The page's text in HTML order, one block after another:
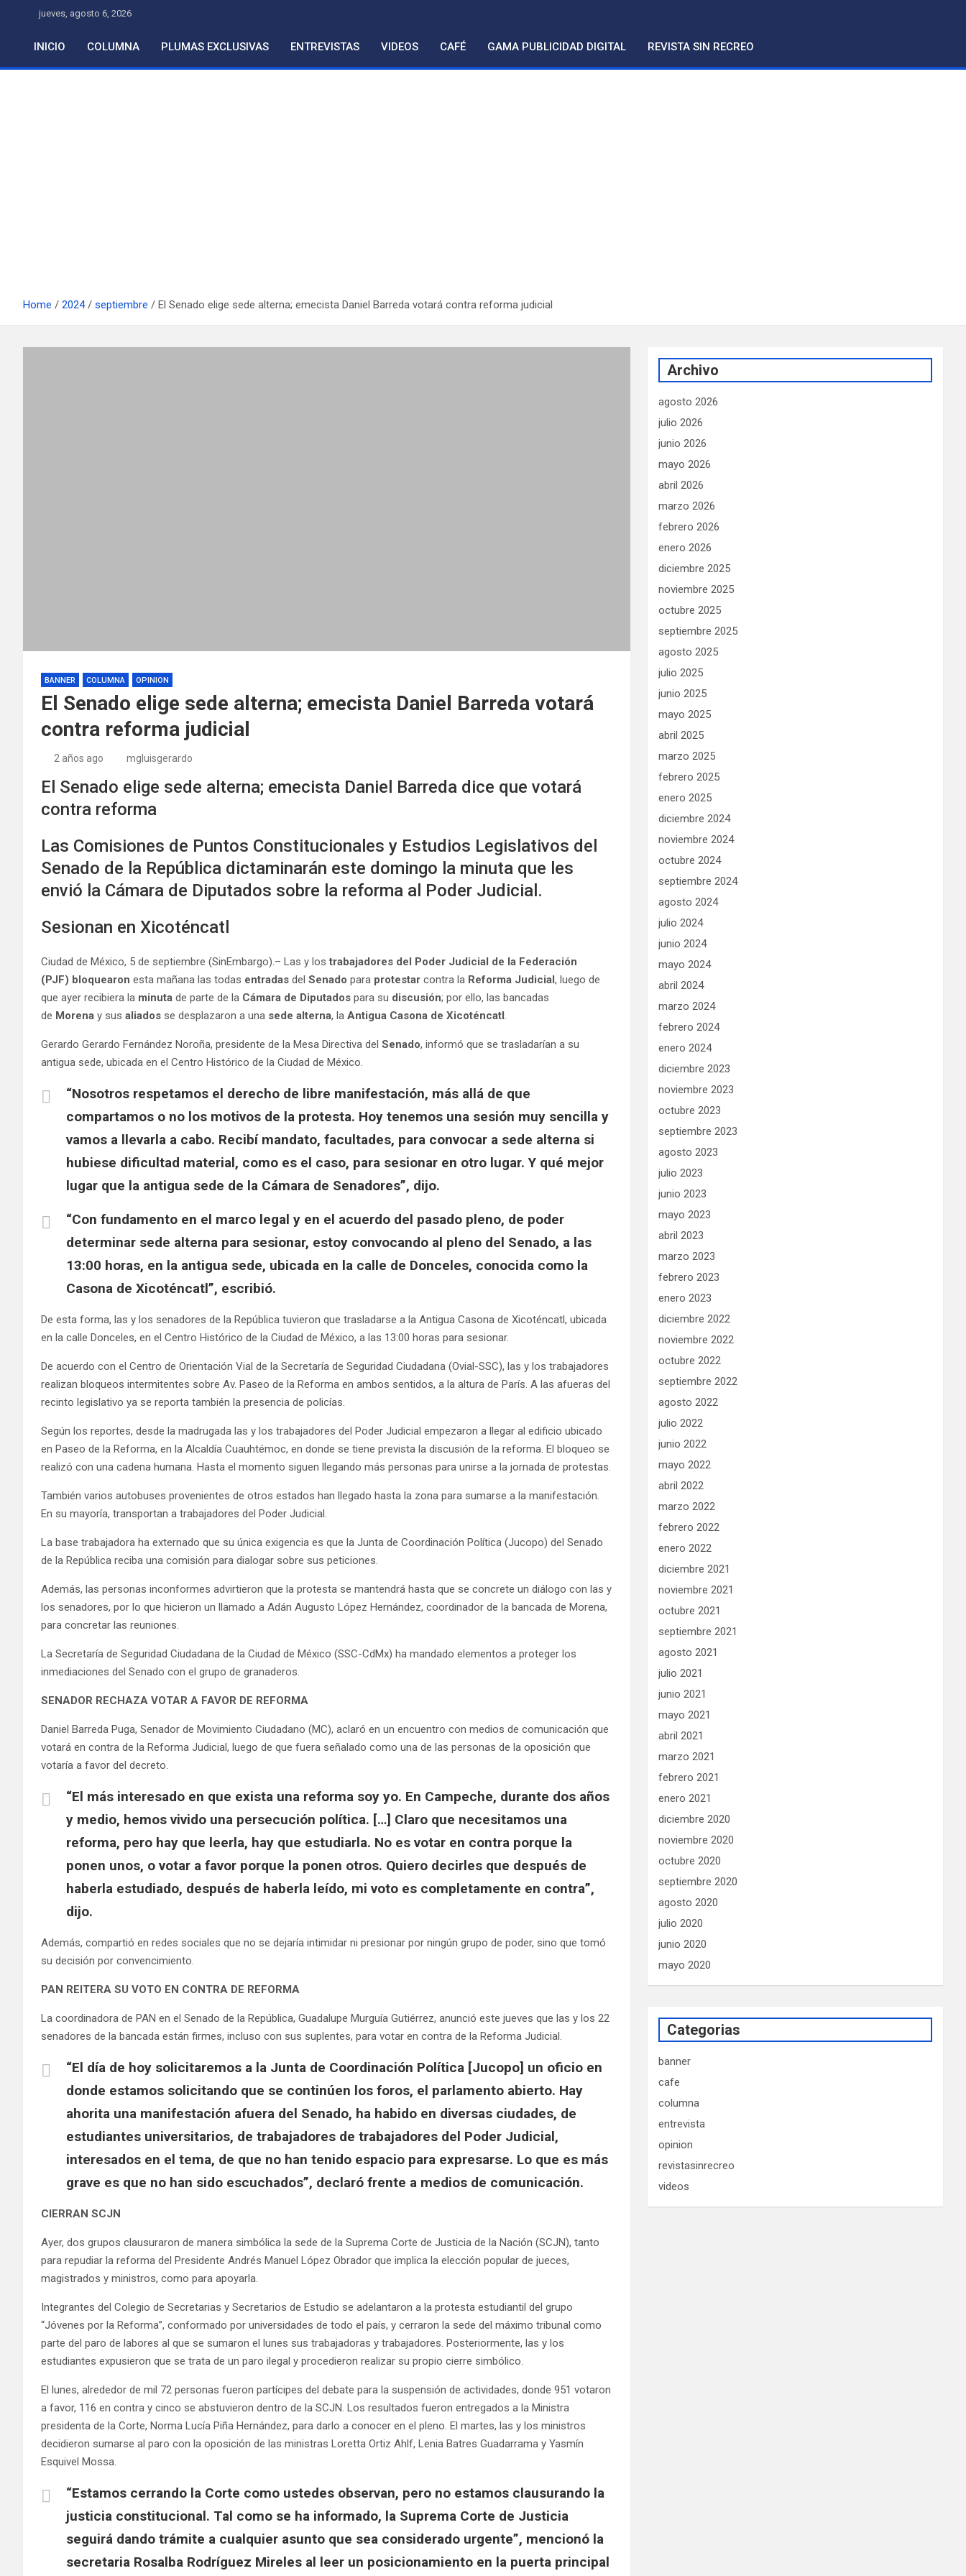
content
jueves, agosto 6, 2026
INICIO COLUMNA PLUMAS EXCLUSIVAS ENTREVISTAS VIDEOS CAFÉ GAMA PUBLICIDAD DIGITAL REVISTA SIN RECREO
Home 2024 septiembre El Senado elige sede alterna; emecista Daniel Barreda votará contra reforma judicial
BANNER COLUMNA OPINION
El Senado elige sede alterna; emecista Daniel Barreda votará
contra reforma judicial
2 años ago mgluisgerardo
El Senado elige sede alterna; emecista Daniel Barreda dice que votará
contra reforma
Las Comisiones de Puntos Constitucionales y Estudios Legislativos del
Senado de la República dictaminarán este domingo la minuta que les
envió la Cámara de Diputados sobre la reforma al Poder Judicial.
Sesionan en Xicoténcatl
Ciudad de México, 5 de septiembre (SinEmbargo).– Las y lostrabajadores del Poder Judicial de la Federación
(PJF) bloquearon esta mañana las todas entradas del Senado para protestar contra la Reforma Judicial, luego de
que ayer recibiera la minuta de parte de la Cámara de Diputados para su discusión; por ello, las bancadas
de Morena y sus aliados se desplazaron a una sede alterna, la Antigua Casona de Xicoténcatl.
Gerardo Gerardo Fernández Noroña, presidente de la Mesa Directiva del Senado, informó que se trasladarían a su
antigua sede, ubicada en el Centro Histórico de la Ciudad de México.
“Nosotros respetamos el derecho de libre manifestación, más allá de que
compartamos o no los motivos de la protesta. Hoy tenemos una sesión muy sencilla y
vamos a llevarla a cabo. Recibí mandato, facultades, para convocar a sede alterna si
hubiese dificultad material, como es el caso, para sesionar en otro lugar. Y qué mejor
lugar que la antigua sede de la Cámara de Senadores”, dijo.
“Con fundamento en el marco legal y en el acuerdo del pasado pleno, de poder
determinar sede alterna para sesionar, estoy convocando al pleno del Senado, a las
13:00 horas, en la antigua sede, ubicada en la calle de Donceles, conocida como la
Casona de Xicoténcatl”, escribió.
De esta forma, las y los senadores de la República tuvieron que trasladarse a la Antigua Casona de Xicoténcatl, ubicada
en la calle Donceles, en el Centro Histórico de la Ciudad de México, a las 13:00 horas para sesionar.
De acuerdo con el Centro de Orientación Vial de la Secretaría de Seguridad Ciudadana (Ovial-SSC), las y los trabajadores
realizan bloqueos intermitentes sobre Av. Paseo de la Reforma en ambos sentidos, a la altura de París. A las afueras del
recinto legislativo ya se reporta también la presencia de policías.
Según los reportes, desde la madrugada las y los trabajadores del Poder Judicial empezaron a llegar al edificio ubicado
en Paseo de la Reforma, en la Alcaldía Cuauhtémoc, en donde se tiene prevista la discusión de la reforma. El bloqueo se
realizó con una cadena humana. Hasta el momento siguen llegando más personas para unirse a la jornada de protestas.
También varios autobuses provenientes de otros estados han llegado hasta la zona para sumarse a la manifestación.
En su mayoría, transportan a trabajadores del Poder Judicial.
La base trabajadora ha externado que su única exigencia es que la Junta de Coordinación Política (Jucopo) del Senado
de la República reciba una comisión para dialogar sobre sus peticiones.
Además, las personas inconformes advirtieron que la protesta se mantendrá hasta que se concrete un diálogo con las y
los senadores, por lo que hicieron un llamado a Adán Augusto López Hernández, coordinador de la bancada de Morena,
para concretar las reuniones.
La Secretaría de Seguridad Ciudadana de la Ciudad de México (SSC-CdMx) ha mandado elementos a proteger los
inmediaciones del Senado con el grupo de granaderos.
SENADOR RECHAZA VOTAR A FAVOR DE REFORMA
Daniel Barreda Puga, Senador de Movimiento Ciudadano (MC), aclaró en un encuentro con medios de comunicación que
votará en contra de la Reforma Judicial, luego de que fuera señalado como una de las personas de la oposición que
votaría a favor del decreto.
“El más interesado en que exista una reforma soy yo. En Campeche, durante dos años
y medio, hemos vivido una persecución política. […] Claro que necesitamos una
reforma, pero hay que leerla, hay que estudiarla. No es votar en contra porque la
ponen unos, o votar a favor porque la ponen otros. Quiero decirles que después de
haberla estudiado, después de haberla leído, mi voto es completamente en contra”,
dijo.
Además, compartió en redes sociales que no se dejaría intimidar ni presionar por ningún grupo de poder, sino que tomó
su decisión por convencimiento.
PAN REITERA SU VOTO EN CONTRA DE REFORMA
La coordinadora de PAN en el Senado de la República, Guadalupe Murguía Gutiérrez, anunció este jueves que las y los 22
senadores de la bancada están firmes, incluso con sus suplentes, para votar en contra de la Reforma Judicial.
“El día de hoy solicitaremos a la Junta de Coordinación Política [Jucopo] un oficio en
donde estamos solicitando que se continúen los foros, el parlamento abierto. Hay
ahorita una manifestación afuera del Senado, ha habido en diversas ciudades, de
estudiantes universitarios, de trabajadores de trabajadores del Poder Judicial,
interesados en el tema, de que no han tenido espacio para expresarse. Lo que es más
grave es que no han sido escuchados”, declaró frente a medios de comunicación.
CIERRAN SCJN
Ayer, dos grupos clausuraron de manera simbólica la sede de la Suprema Corte de Justicia de la Nación (SCJN), tanto
para repudiar la reforma del Presidente Andrés Manuel López Obrador que implica la elección popular de jueces,
magistrados y ministros, como para apoyarla.
Integrantes del Colegio de Secretarias y Secretarios de Estudio se adelantaron a la protesta estudiantil del grupo
“Jóvenes por la Reforma”, conformado por universidades de todo el país, y cerraron la sede del máximo tribunal como
parte del paro de labores al que se sumaron el lunes sus trabajadoras y trabajadores. Posteriormente, las y los
estudiantes expusieron que se trata de un paro ilegal y procedieron realizar su propio cierre simbólico.
El lunes, alrededor de mil 72 personas fueron partícipes del debate para la suspensión de actividades, donde 951 votaron
a favor, 116 en contra y cinco se abstuvieron dentro de la SCJN. Los resultados fueron entregados a la Ministra
presidenta de la Corte, Norma Lucía Piña Hernández, para darlo a conocer en el pleno. El martes, las y los ministros
decidieron sumarse al paro con la oposición de las ministras Loretta Ortiz Ahlf, Lenia Batres Guadarrama y Yasmín
Esquivel Mossa.
“Estamos cerrando la Corte como ustedes observan, pero no estamos clausurando la
justicia constitucional. Tal como se ha informado, la Suprema Corte de Justicia
seguirá dando trámite a cualquier asunto que sea considerado urgente”, mencionó la
secretaria Rosalba Rodríguez Mireles al leer un posicionamiento en la puerta principal
Archivo
agosto 2026
julio 2026
junio 2026
mayo 2026
abril 2026
marzo 2026
febrero 2026
enero 2026
diciembre 2025
noviembre 2025
octubre 2025
septiembre 2025
agosto 2025
julio 2025
junio 2025
mayo 2025
abril 2025
marzo 2025
febrero 2025
enero 2025
diciembre 2024
noviembre 2024
octubre 2024
septiembre 2024
agosto 2024
julio 2024
junio 2024
mayo 2024
abril 2024
marzo 2024
febrero 2024
enero 2024
diciembre 2023
noviembre 2023
octubre 2023
septiembre 2023
agosto 2023
julio 2023
junio 2023
mayo 2023
abril 2023
marzo 2023
febrero 2023
enero 2023
diciembre 2022
noviembre 2022
octubre 2022
septiembre 2022
agosto 2022
julio 2022
junio 2022
mayo 2022
abril 2022
marzo 2022
febrero 2022
enero 2022
diciembre 2021
noviembre 2021
octubre 2021
septiembre 2021
agosto 2021
julio 2021
junio 2021
mayo 2021
abril 2021
marzo 2021
febrero 2021
enero 2021
diciembre 2020
noviembre 2020
octubre 2020
septiembre 2020
agosto 2020
julio 2020
junio 2020
mayo 2020
Categorias
banner
cafe
columna
entrevista
opinion
revistasinrecreo
videos